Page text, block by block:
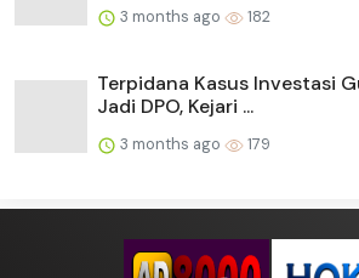
3 months ago 182
Terpidana Kasus Investasi
Jadi DPO, Kejari ...
3 months ago 179